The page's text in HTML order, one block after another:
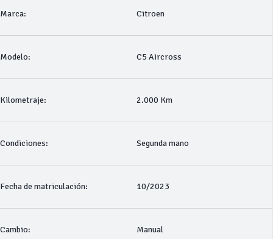
Marca: Citroen
Modelo: C5 Aircross
Kilometraje: 2.000 Km
Condiciones: Segunda mano
Fecha de matriculación: 10/2023
Cambio: Manual